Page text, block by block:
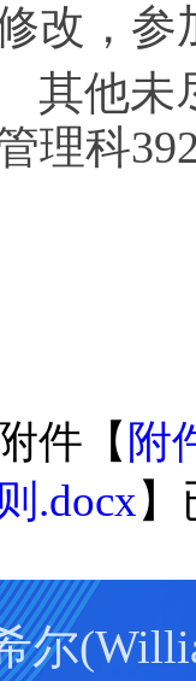
改，参
其他未
理科
附件【 附
则.docx
尔